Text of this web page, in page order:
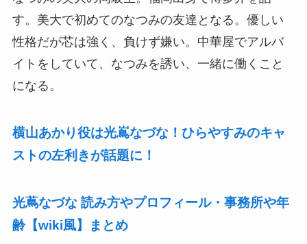
す。美大で初めてのなつみの友達となる。優しい
性格だが芯は強く、負けず嫌い。中華屋でアルバ
イトをしていて、なつみを誘い、一緒に働くこと
になる。
横山あかり役は光嶌なづな！ひらやすみのキャ
ストの左利きが話題に！
光蔦なづな 読み方やプロフィール・事務所や年
齢【wiki風】まとめ